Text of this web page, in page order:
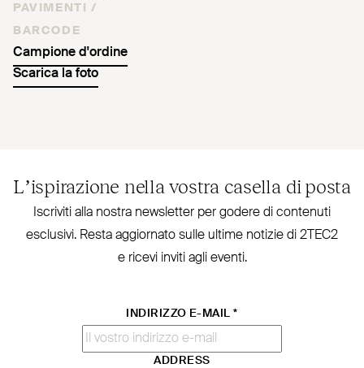
PAVIMENTI /
BARCODE
Campione d'ordine
Scarica la foto
L’ispirazione nella vostra casella di posta
Iscriviti alla nostra new­sletter per godere di contenuti
esclusivi. Resta aggiornato sulle ultime notizie di 2TEC2
e ricevi inviti agli eventi.
INDIRIZZO E-MAIL*
ADDRESS